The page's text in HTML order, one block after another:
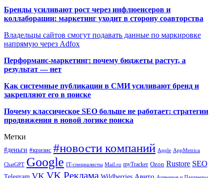
Бренды усиливают рост через инфлюенсеров и
коллаборации: маркетинг уходит в сторону соавторства
Владельцы сайтов смогут подавать данные по маркировке
напрямую через Adfox
Перформанс-маркетинг: почему бюджеты растут, а
результат — нет
Как системные публикации в СМИ усиливают бренд и
закрепляют его в поиске
Почему классическое SEO больше не работает: стратегии
продвижения в новой логике поиска
Метки
#деньги #кризис #новости компаний Apple AppMetrica
ChatGPT Google IT-специалисты Mail.ru myTracker Ozon Rustore SEO
VK VK Реклама